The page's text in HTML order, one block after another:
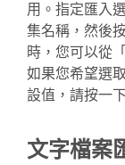
用。指定匯入
集名稱，然後
時，您可以從
如果您希望選
設值，請按一
文字檔案